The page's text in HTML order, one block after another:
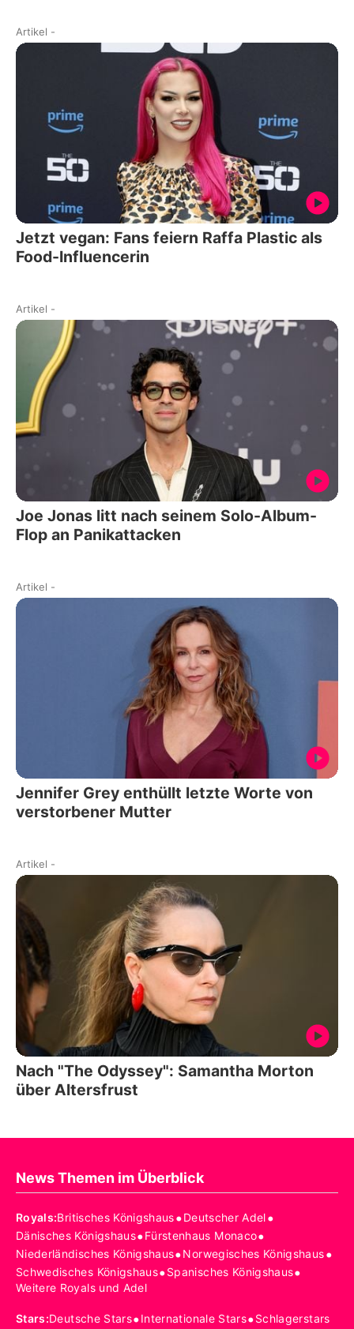
Artikel -
Jetzt vegan: Fans feiern Raffa Plastic als
Food-Influencerin
Artikel -
Joe Jonas litt nach seinem Solo-Album-
Flop an Panikattacken
Artikel -
Jennifer Grey enthüllt letzte Worte von
verstorbener Mutter
Artikel -
Nach "The Odyssey": Samantha Morton
über Altersfrust
News Themen im Überblick
Royals:Britisches Königshaus•Deutscher Adel•
Dänisches Königshaus•Fürstenhaus Monaco•
Niederländisches Königshaus•Norwegisches Königshaus•
Schwedisches Königshaus•Spanisches Königshaus•
Weitere Royals und Adel
Stars:Deutsche Stars•Internationale Stars•Schlagerstars